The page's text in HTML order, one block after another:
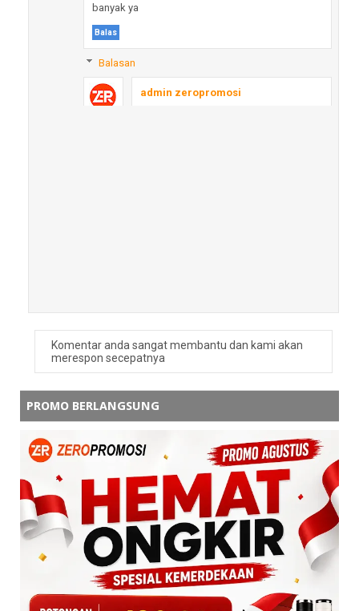
banyak ya
Balas
Balasan
admin zeropromosi
Balasan
admin zeropromosi
Terima kasih kak ✨ souvenir pulpen
salah satu pilihan favorit karena terlihat
premium dan cocok untuk berbagai
acara promosi
Balas
lucu bgt desainnya
Balas
Balasan
admin zeropromosi
Komentar anda sangat membantu dan kami akan
merespon secepatnya
PROMO BERLANGSUNG